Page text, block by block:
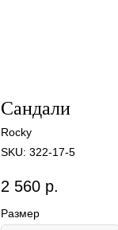
Сандали
Rocky
SKU: 322-17-5
2 560 р.
Размер